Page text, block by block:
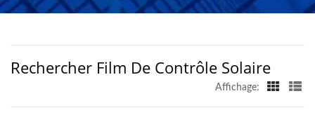
Rechercher Film De Contrôle Solaire
Affichage: